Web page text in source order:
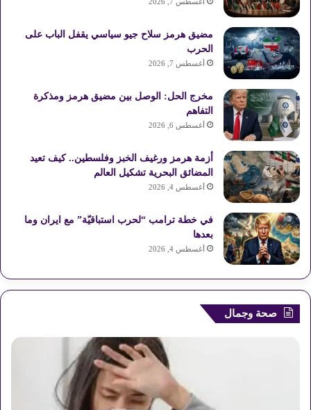
ك
ي
ت
b
م
ق
R
مضيق هرمز سلاح جيو سياسي يقفل الباب على
الحرب
أغسطس 7, 2026
مخرج الحل: الوصل بين مضيق هرمز ومذكرة
التفاهم
أغسطس 6, 2026
أزمة هرمز ورغيف الخبز وفلسطين.. كيف تعيد
المضائق البحرية تشكيل العالم
أغسطس 4, 2026
في خطة ترامب “لحرب استباقيّة” مع ايران وما
بعدها
أغسطس 4, 2026
صحة وجمال